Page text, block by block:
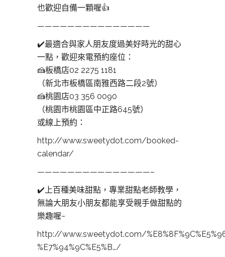
也歡迎自備一顆喔👍
———————————————
✔️最適合與家人朋友度過美好時光的甜心
一點，歡迎來電預約座位：
🍰板橋店02 2275 1181
（新北市板橋區南雅西路二段2號）
🍰桃園店03 356 0090
（桃園市桃園區中正路645號）
或線上預約：
http://www.sweetydot.com/booked-
calendar/
———————————————–
✔️上百種美味甜點，專業甜點老師教學，
無論大朋友小朋友都能享受親手做甜點的
樂趣喔~
http://www.sweetydot.com/
%E7%94%9C%E5%B…/